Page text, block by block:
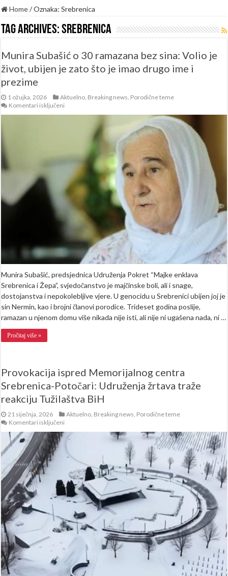
Home/Oznaka:Srebrenica
Tag Archives:Srebrenica
Munira Subašić o 30 ramazana bez sina: Volio je
život, ubijen je zato što je imao drugo ime i
prezime
1 ožujka, 2026 Aktuelno Breaking news Porodične teme
Komentari isključeni
sina:
život,
ubijen
je
zato
je
ime
i
prezime
Munira Subašić, predsjednica Udruženja Pokret “Majke enklava
Srebrenica i Žepa”, svjedočanstvo je majčinske boli, ali i snage,
dostojanstva i nepokolebljive vjere. U genocidu u Srebrenici ubijen joj je
sin Nermin, kao i brojni članovi porodice. Trideset godina poslije,
ramazan u njenom domu više nikada nije isti, ali nije ni ugašena nada, ni …
Pročitaj više »
Provokacija ispred Memorijalnog centra
Srebrenica-Potočari: Udruženja žrtava traže
reakciju Tužilaštva BiH
21 siječnja, 2026 Aktuelno Breaking news Porodične teme
Komentari isključeni
ispred
Srebrenica-
Potočari:
Udruženja
žrtava
traže
reakciju
Tužilaštva
BiH